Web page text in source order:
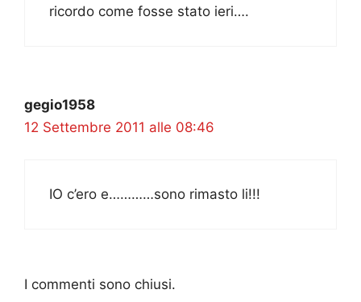
ricordo come fosse stato ieri….
gegio1958
12 Settembre 2011 alle 08:46
IO c’ero e…………sono rimasto li!!!
I commenti sono chiusi.